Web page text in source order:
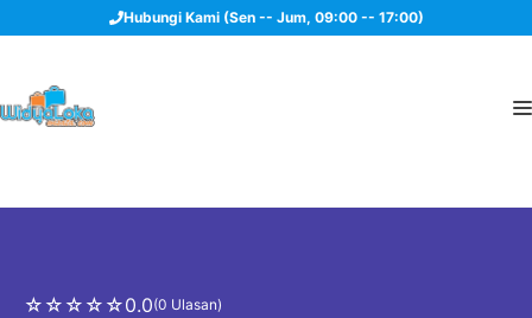
ke
Hubungi Kami (Sen -- Jum, 09:00 -- 17:00)
☆ ☆ ☆ ☆ ☆0.0(0 Ulasan)